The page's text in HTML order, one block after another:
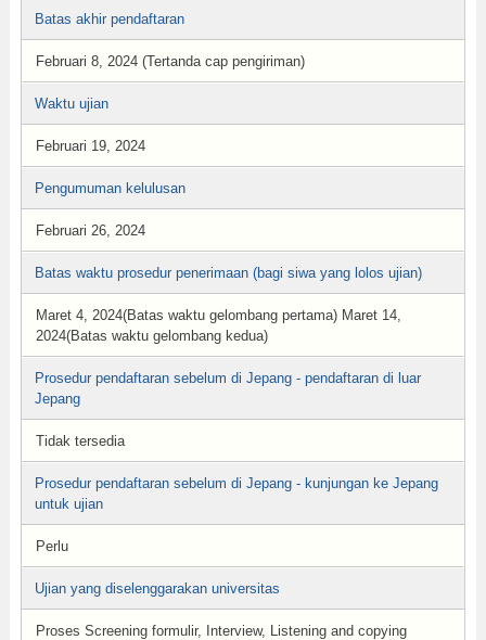
Batas akhir pendaftaran
Februari 8, 2024 (Tertanda cap pengiriman)
Waktu ujian
Februari 19, 2024
Pengumuman kelulusan
Februari 26, 2024
Batas waktu prosedur penerimaan (bagi siwa yang lolos ujian)
Maret 4, 2024(Batas waktu gelombang pertama) Maret 14,
2024(Batas waktu gelombang kedua)
Prosedur pendaftaran sebelum di Jepang - pendaftaran di luar
Jepang
Tidak tersedia
Prosedur pendaftaran sebelum di Jepang - kunjungan ke Jepang
untuk ujian
Perlu
Ujian yang diselenggarakan universitas
Proses Screening formulir, Interview, Listening and copying